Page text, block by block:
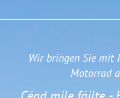
Wir bringen Sie mit
Motorrad